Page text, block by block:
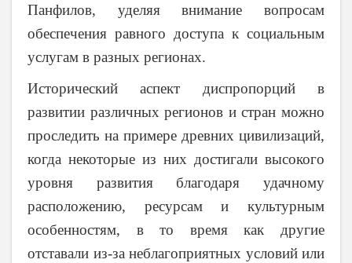
Панфилов, уделяя внимание вопросам
обеспечения равного доступа к социальным
услугам в разных регионах.
Исторический аспект диспропорций в
развитии различных регионов и стран можно
проследить на примере древних цивилизаций,
когда некоторые из них достигали высокого
уровня развития благодаря удачному
расположению, ресурсам и культурным
особенностям, в то время как другие
отставали из-за неблагоприятных условий или